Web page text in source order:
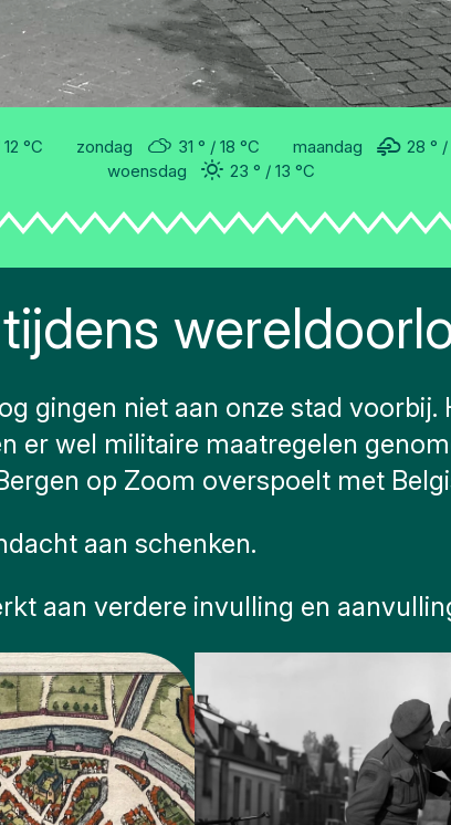
12 °C zondag 31 ° 18 °C maandag 28 °
woensdag
23 ° 13 °C
gingen niet aan onze stad voorbij.
er wel militaire maatregelen
op Zoom overspoelt met
aan schenken.
aan verdere invulling en